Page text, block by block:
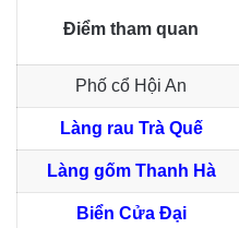
Điểm tham quan
Phố cổ Hội An
Làng rau Trà Quế
Làng gốm Thanh Hà
Biển Cửa Đại